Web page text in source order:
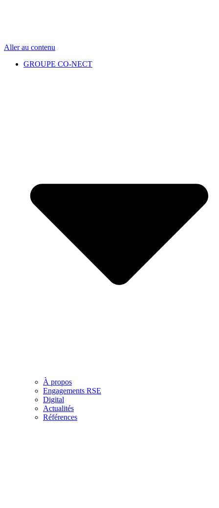
Aller au contenu
GROUPE CO-NECT
À propos
Engagements RSE
Digital
Actualités
Références